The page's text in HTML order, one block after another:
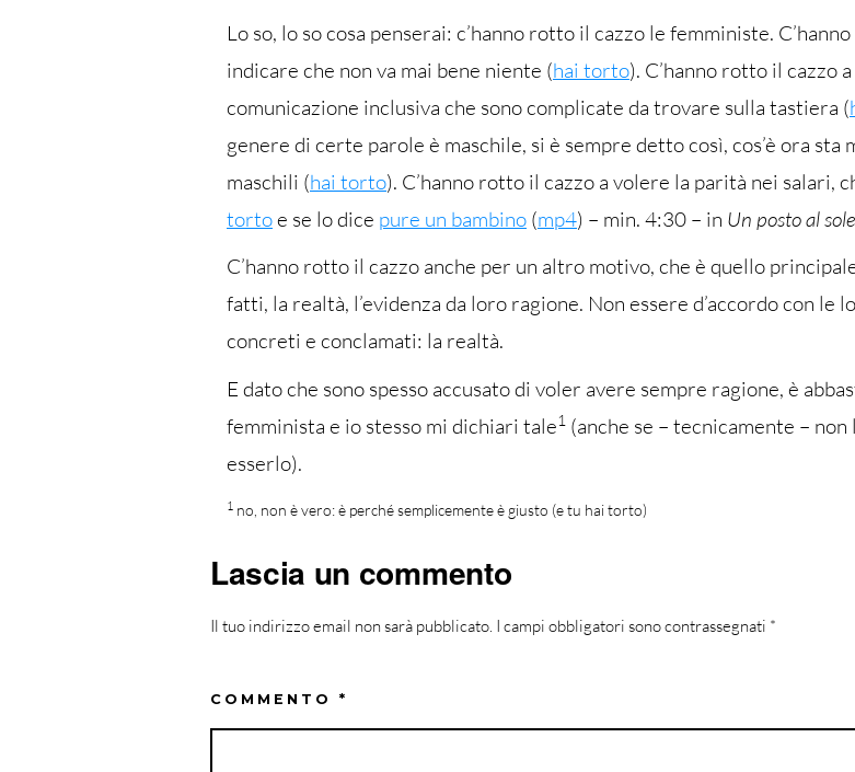
Lo so, lo so cosa penserai: c’hanno rotto il cazzo le femministe.
indicare che non va mai bene niente (hai torto). C’hanno rotto il cazzo
comunicazione inclusiva che sono complicate da trovare sulla tastiera (
genere di certe parole è maschile, si è sempre detto così, cos’è ora
maschili (hai torto). C’hanno rotto il cazzo a volere la parità nei salari,
tortoe se lo dice pure un bambino (mp4) – min. 4:30 – in Un posto al sole
C’hanno rotto il cazzo anche per un altro motivo, che è quello
fatti, la realtà, l’evidenza da loro ragione. Non essere d’accordo con
concreti e conclamati: la realtà.
E dato che sono spesso accusato di voler avere sempre ragione, è
femminista e io stesso mi dichiari tale1 (anche se – tecnicamente – non
esserlo).
1 no, non è vero: è perché semplicemente è giusto (e tu hai torto)
Lascia un commento
Il tuo indirizzo email non sarà pubblicato. I campi obbligatori sono contrassegnati *
COMMENTO *